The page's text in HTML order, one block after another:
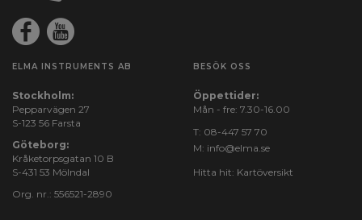
ELMA INSTRUMENTS AB
Stockholm:
Pepparvägen 27
S-123 56 Farsta
Göteborg:
Kråketorpsgatan 10 B
S-431 53 Mölndal
Org. nr.: 556521-2890
BESÖK OSS
Öppettider:
Mån - fre: 7.30-16.00
T: 08-447 57 70
M: info@elma.se
Hitta hit: Kartöversikt